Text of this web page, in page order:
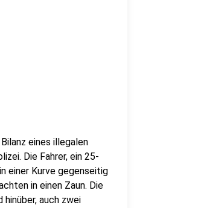
eines illegalen
Die Fahrer, ein 25-
einer Kurve gegenseitig
in einen Zaun. Die
auch zwei